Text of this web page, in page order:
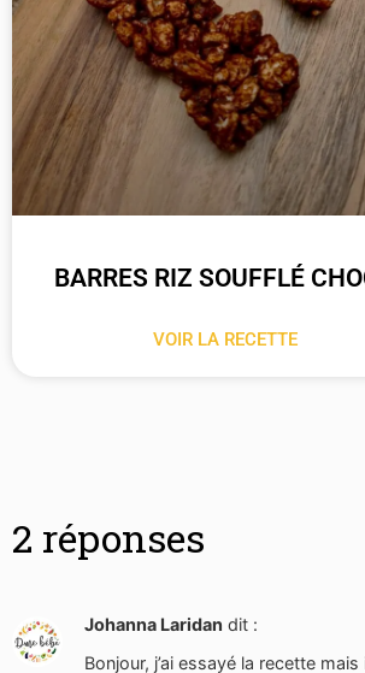
BARRES RIZ SOUFFLÉ
VOIR LA RECETTE
2 réponses
Johanna Laridan dit :
Bonjour, j’ai essayé la recette